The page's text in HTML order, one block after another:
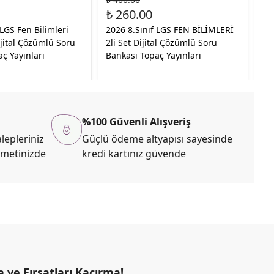
Fen Bilimleri
Çözümlü Soru
Yayınları
₺ 260.00
2026 8.Sınıf LGS FEN BİLİMLERİ
2li Set Dijital Çözümlü Soru
Bankası Topaç Yayınları
%100 Güvenli Alışveriş
Güçlü ödeme altyapısı sayesinde
kredi kartınız güvende